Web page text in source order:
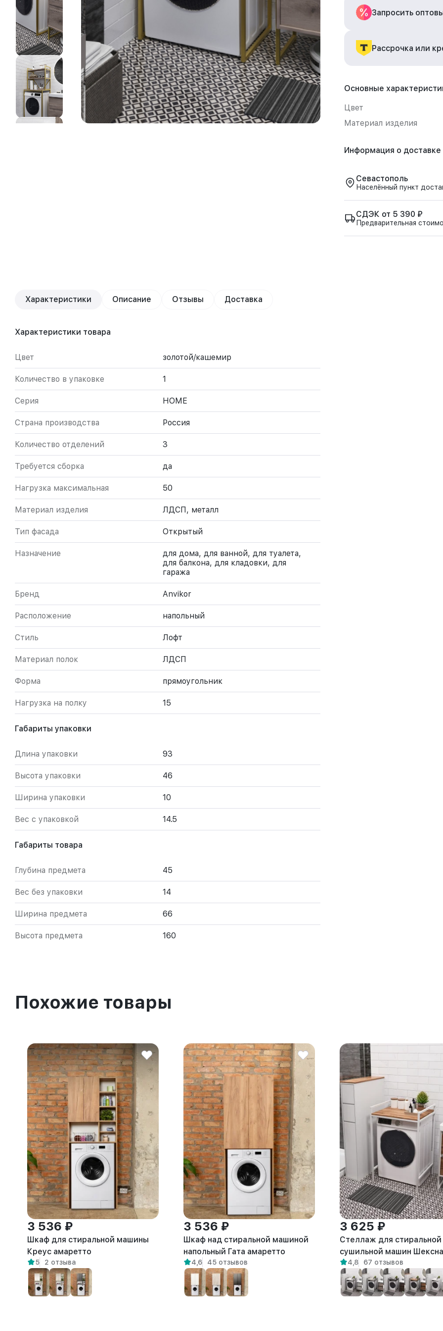
Запросить
Рассрочка или
Основные
Цвет
Материал изделия
Информация о доставке
Севастополь
Населённый пункт
СДЭК от 5 390 ₽
Предварительная
Характеристики Описание Отзывы Доставка
Характеристики товара
Цвет золотой/кашемир
Количество в упаковке 1
Серия HOME
Страна производства Россия
Количество отделений 3
Требуется сборка да
Нагрузка максимальная 50
Материал изделия ЛДСП, металл
Тип фасада Открытый
Назначение
для дома, для ванной, для туалета,
для балкона, для кладовки, для
гаража
Бренд Anvikor
Расположение напольный
Стиль Лофт
Материал полок ЛДСП
Форма прямоугольник
Нагрузка на полку 15
Габариты упаковки
Длина упаковки 93
Высота упаковки 46
Ширина упаковки 10
Вес с упаковкой 14.5
Габариты товара
Глубина предмета 45
Вес без упаковки 14
Ширина предмета 66
Высота предмета 160
Похожие товары
3 536 ₽
Шкаф для стиральной машины
Креус амаретто
5 2 отзыва
3 536 ₽
Шкаф над стиральной машиной
напольный Гата амаретто
4,6 45 отзывов
3 625 ₽
Стеллаж для стиральной
сушильной машин Шексна
белый/амаретто
4,8 67 отзывов